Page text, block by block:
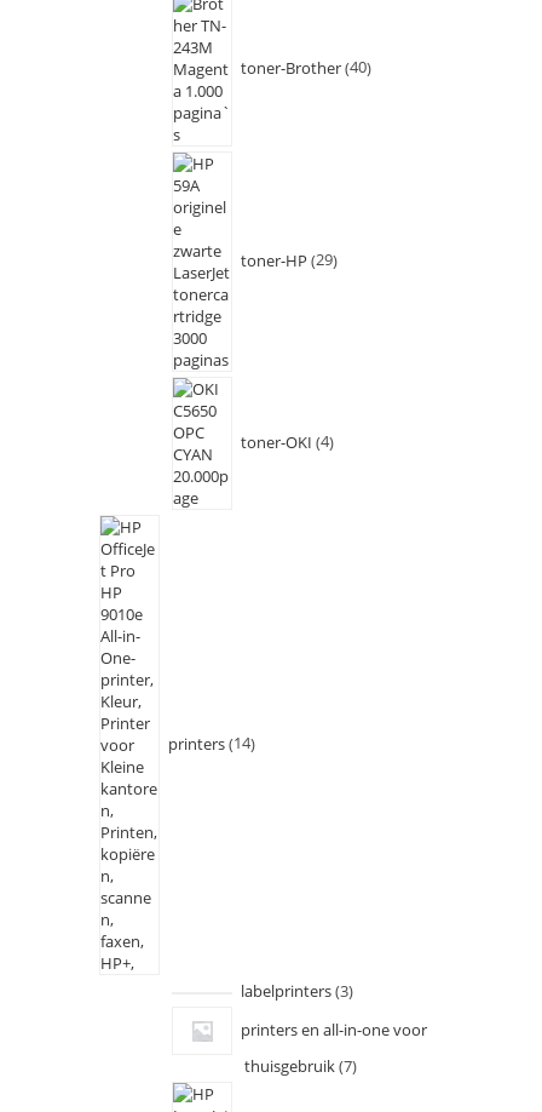
toner-Brother 40
toner-HP 29
toner-OKI 4
printers 14
labelprinters 3
printers en all-in-one voor
thuisgebruik 7